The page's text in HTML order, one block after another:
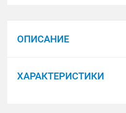
ОПИСАНИЕ
ХАРАКТЕРИСТИКИ